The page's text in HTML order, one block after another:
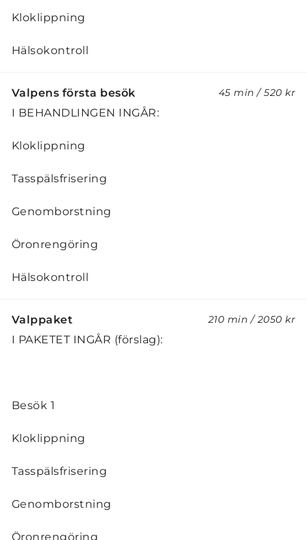
Kloklippning
Hälsokontroll
Valpens första besök 45 min/520 kr
I BEHANDLINGEN INGÅR:
Kloklippning
Tasspälsfrisering
Genomborstning
Öronrengöring
Hälsokontroll
Valppaket 210 min/2050 kr
I PAKETET INGÅR (förslag):
Besök 1
Kloklippning
Tasspälsfrisering
Genomborstning
Öronrengöring